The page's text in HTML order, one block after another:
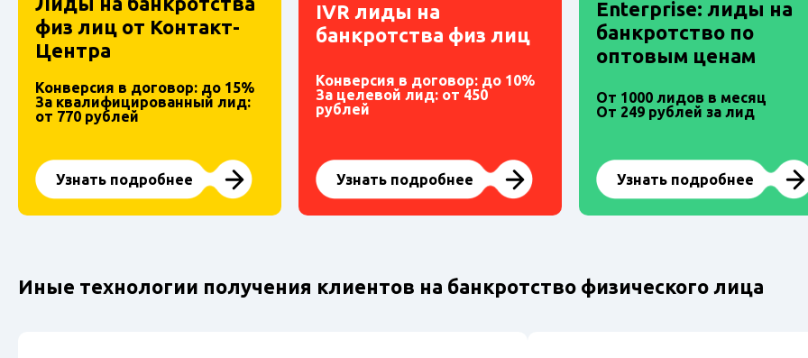
физ лиц от Контакт-
Центра
Конверсия в договор: до 15%
За квалифицированный лид:
от 770 рублей
Узнать подробнее
IVR лиды на
банкротства физ лиц
Конверсия в договор: до 10%
За целевой лид: от 450
рублей
Узнать подробнее
Enterprise: лиды на
банкротство по
оптовым ценам
От 1000 лидов в месяц
От 249 рублей за лид
Узнать подробнее
Иные технологии получения клиентов на банкротство физического лица